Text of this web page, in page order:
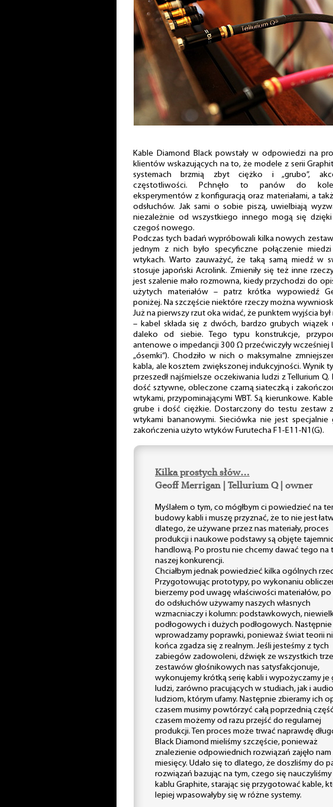
Kable Diamond Black powstały w odpowiedzi na
klientów wskazujących na to, że modele z serii
systemach brzmią zbyt ciężko i „grubo”,
częstotliwości. Pchnęło to panów do
eksperymentów z konfiguracją oraz materiałami, a
odsłuchów. Jak sami o sobie piszą, uwielbiają
niezależnie od wszystkiego innego mogą się
czegoś nowego.
Podczas tych badań wypróbowali kilka nowych
jednym z nich było specyficzne połączenie
wtykach. Warto zauważyć, że taką samą miedź w
stosuje japoński Acrolink. Zmieniły się też inne
jest szalenie mało rozmowna, kiedy przychodzi do
użytych materiałów – patrz krótka wypowiedź
poniżej. Na szczęście niektóre rzeczy można
Już na pierwszy rzut oka widać, że punktem wyjścia
– kabel składa się z dwóch, bardzo grubych wiązek
daleko od siebie. Tego typu konstrukcje,
antenowe o impedancji 300 Ω przećwiczyły wcześniej
„ósemki”). Chodziło w nich o maksymalne
kabla, ale kosztem zwiększonej indukcyjności. Wynik
przeszedł najśmielsze oczekiwania ludzi z Tellurium
dość sztywne, obleczone czarną siateczką i
wtykami, przypominającymi WBT. Są kierunkowe.
grube i dość ciężkie. Dostarczony do testu zestaw
wtykami bananowymi. Sieciówka nie jest
zakończenia użyto wtyków Furutecha F1-E11-N1(G).
Kilka prostych słów…
Geoff Merrigan | Tellurium Q | owner
Myślałem o tym, co mógłbym ci powiedzieć na
budowy kabli i muszę przyznać, że to nie jest
dlatego, że używane przez nas materiały, proces
produkcji i naukowe podstawy są objęte
handlową. Po prostu nie chcemy dawać tego na
naszej konkurencji.
Chciałbym jednak powiedzieć kilka ogólnych
Przygotowując prototypy, po wykonaniu
bierzemy pod uwagę właściwości materiałów, po
do odsłuchów używamy naszych własnych
wzmacniaczy i kolumn: podstawkowych,
podłogowych i dużych podłogowych. Następnie
wprowadzamy poprawki, ponieważ świat teorii
końca zgadza się z realnym. Jeśli jesteśmy z tych
zabiegów zadowoleni, dźwięk ze wszystkich
zestawów głośnikowych nas satysfakcjonuje,
wykonujemy krótką serię kabli i wypożyczamy je
ludzi, zarówno pracujących w studiach, jak i
ludziom, którym ufamy. Następnie zbieramy ich
czasem musimy powtórzyć całą poprzednią
czasem możemy od razu przejść do regularnej
produkcji. Ten proces może trwać naprawdę
Black Diamond mieliśmy szczęście, ponieważ
znalezienie odpowiednich rozwiązań zajęło
miesięcy. Udało się to dlatego, że doszliśmy do
rozwiązań bazując na tym, czego się
kablu Graphite, starając się przygotować kable,
lepiej wpasowałyby się w różne systemy.